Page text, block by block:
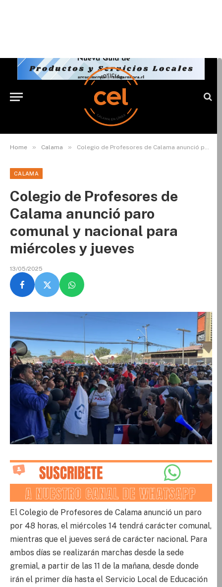
Home » Calama » Colegio de Profesores de Calama anunció paro comunal y nacional para miércoles y jueves
CALAMA
Colegio de Profesores de
Calama anunció paro
comunal y nacional para
miércoles y jueves
13/05/2025
El Colegio de Profesores de Calama anunció un paro
por 48 horas, el miércoles 14 tendrá carácter comunal,
mientras que el jueves será de carácter nacional. Para
ambos días se realizarán marchas desde la sede
gremial, a partir de las 11 de la mañana, desde donde
irán el primer día hasta el Servicio Local de Educación